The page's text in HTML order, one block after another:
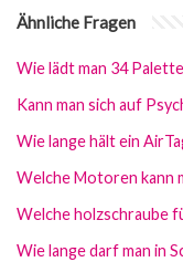
Ähnliche Fragen
Wie lädt man 34
Kann man sich auf
Wie lange hält ein
Welche Motoren kann
Welche holzschraube
Wie lange darf man in